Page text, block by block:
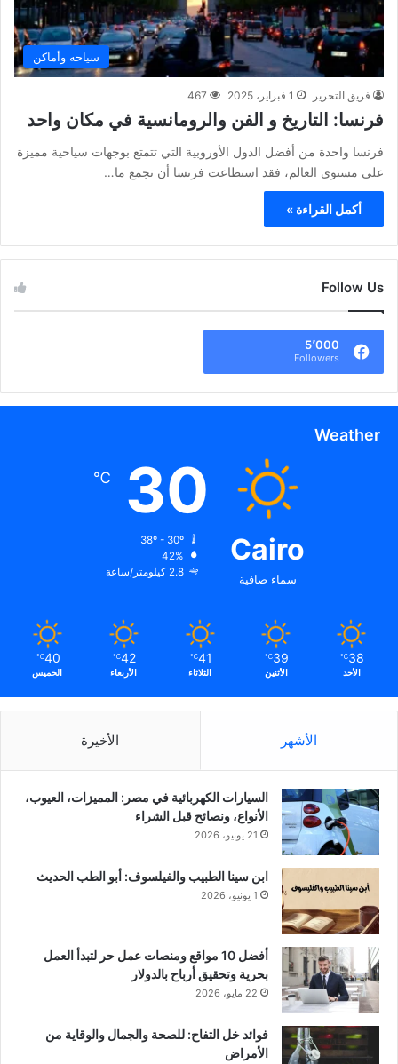
سياحه وأماكن
فريق التحرير 1 فبراير، 2025 467
فرنسا: التاريخ و الفن والرومانسية في مكان واحد
فرنسا واحدة من أفضل الدول الأوروبية التي تتمتع بوجهات سياحية مميزة
على مستوى العالم، فقد استطاعت فرنسا أن تجمع ما…
أكمل القراءة »
Follow Us
5٬000
Followers
Weather
Cairo
سماء صافية
30
℃
42%
2.8 كيلومتر/ساعة
38
℃
الأحد
39
℃
الأثنين
41
℃
الثلاثاء
42
℃
الأربعاء
40
℃
الخميس
الأشهر الأخيرة
السيارات الكهربائية في مصر: المميزات، العيوب،
الأنواع، ونصائح قبل الشراء
21 يونيو، 2026
ابن سينا الطبيب والفيلسوف: أبو الطب الحديث
1 يونيو، 2026
أفضل 10 مواقع ومنصات عمل حر لتبدأ العمل
بحرية وتحقيق أرباح بالدولار
22 مايو، 2026
فوائد خل التفاح: للصحة والجمال والوقاية من
الأمراض